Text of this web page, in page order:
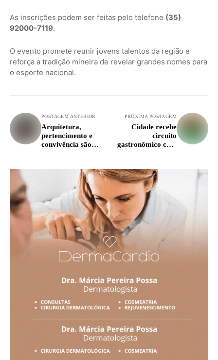
As inscrições podem ser feitas pelo telefone (35)
92000-7119.
O evento promete reunir jovens talentos da região e
reforça a tradição mineira de revelar grandes nomes para
o esporte nacional.
POSTAGEM ANTERIOR
Arquitetura,
pertencimento e
convivência são
PRÓXIMA POSTAGEM
Cidade recebe
circuito
gastronômico com